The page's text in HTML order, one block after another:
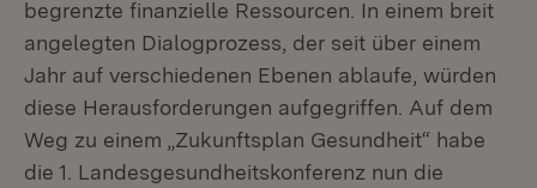
begrenzte finanzielle Ressourcen. In einem breit
angelegten Dialogprozess, der seit über einem
Jahr auf verschiedenen Ebenen ablaufe, würden
diese Herausforderungen aufgegriffen. Auf dem
Weg zu einem „Zukunftsplan Gesundheit“ habe
die 1. Landesgesundheitskonferenz nun die